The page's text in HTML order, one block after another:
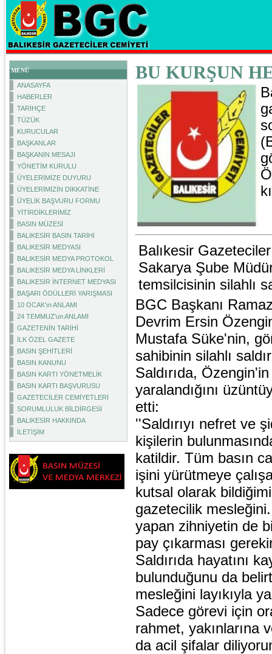
MENÜ
ANASAYFA
HABERLER
TARİHÇE
TÜZÜK
KURUCULAR
BAŞKANLAR
BAŞKANIN MESAJI
YÖNETİM KURULU
ÜYELERİMİZE DUYURU
ÜYELERİMİZİN DİKKATİNE
ÜYELİK BAŞVURU FORMU
YİTİRDİKLERİMİZ
BASIN MÜZESİ
BALIKESİR BASIN TARİHİ
BALIKESİR MEDYASI
BALIKESİR MEDYA PROTOKOL
BALIKESİR MEDYA LİNKLERİ
BALIKESİR İNTERNET MEDYASI
BAŞARI ÖDÜLLERİ YARIŞMASI
10 OCAK'ın ANLAMI
24 TEMMUZ'un ANLAMI
GAZETENİN TARİHİ
İLK ÖZEL GAZETE
BASIN ŞEHİTLERİ
BASIN KANUNU
BASIN KARTI YÖNETMELİK
BASIN KARTI BAŞVURUSU
GAZETECİLER CEMİYETLERİ
SORUMLULUK BİLDİRGESİ
BALIKESİR HAKKINDA
İLETİŞİM
BU KURŞUN
Balıkesir
Sakarya Şube
temsilcisinin silahlı
BGC Başkanı
Devrim Ersin
Mustafa Süke'nin,
sahibinin silahlı
Saldırıda,
yaralandığını
etti:
''Saldırıyı nefret ve
kişilerin
katildir. Tüm basın
işini yürütmeye
kutsal olarak
gazetecilik
yapan zihniyetin de
pay çıkarması
Saldırıda hayatını
bulunduğunu da
mesleğini layıkıyla
Sadece görevi için
rahmet, yakınlarına
da acil şifalar